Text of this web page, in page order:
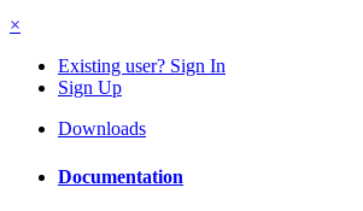
×
Existing user? Sign In
Sign Up
Downloads
Documentation